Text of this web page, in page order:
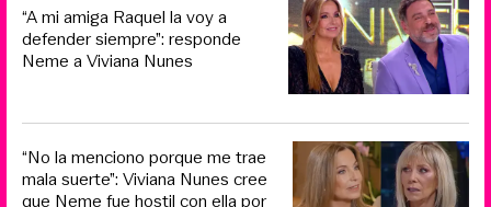
“A mi amiga Raquel la voy a
defender siempre”: responde
Neme a Viviana Nunes
“No la menciono porque me trae
mala suerte”: Viviana Nunes cree
que Neme fue hostil con ella por